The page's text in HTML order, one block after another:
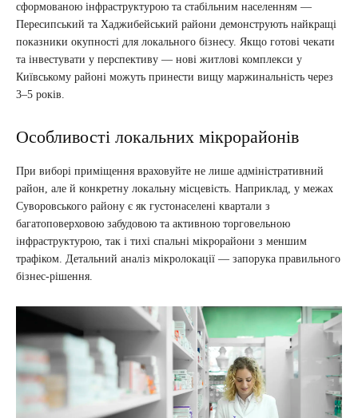
сформованою інфраструктурою та стабільним населенням —
Пересипський та Хаджибейський райони демонструють найкращі
показники окупності для локального бізнесу. Якщо готові чекати
та інвестувати у перспективу — нові житлові комплекси у
Київському районі можуть принести вищу маржинальність через
3–5 років.
Особливості локальних мікрорайонів
При виборі приміщення враховуйте не лише адміністративний
район, але й конкретну локальну місцевість. Наприклад, у межах
Суворовського району є як густонаселені квартали з
багатоповерховою забудовою та активною торговельною
інфраструктурою, так і тихі спальні мікрорайони з меншим
трафіком. Детальний аналіз мікролокації — запорука правильного
бізнес-рішення.